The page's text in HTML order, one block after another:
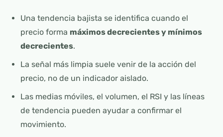
Una tendencia bajista se identifica cuando el
precio forma máximos decrecientes y mínimos
decrecientes.
La señal más limpia suele venir de la acción del
precio, no de un indicador aislado.
Las medias móviles, el volumen, el RSI y las líneas
de tendencia pueden ayudar a confirmar el
movimiento.